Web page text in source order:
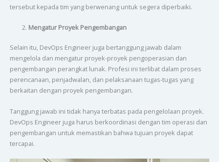
tersebut kepada tim yang berwenang untuk segera diperbaiki.
Mengatur Proyek Pengembangan
Selain itu, DevOps Engineer juga bertanggung jawab dalam
mengelola dan mengatur proyek-proyek pengoperasian dan
pengembangan perangkat lunak. Profesi ini terlibat dalam proses
perencanaan, penjadwalan, dan pelaksanaan tugas-tugas yang
berkaitan dengan proyek pengembangan.
Tanggung jawab ini tidak hanya terbatas pada pengelolaan proyek.
DevOps Engineer juga harus berkoordinasi dengan tim operasi dan
pengembangan untuk memastikan bahwa tujuan proyek dapat
tercapai.